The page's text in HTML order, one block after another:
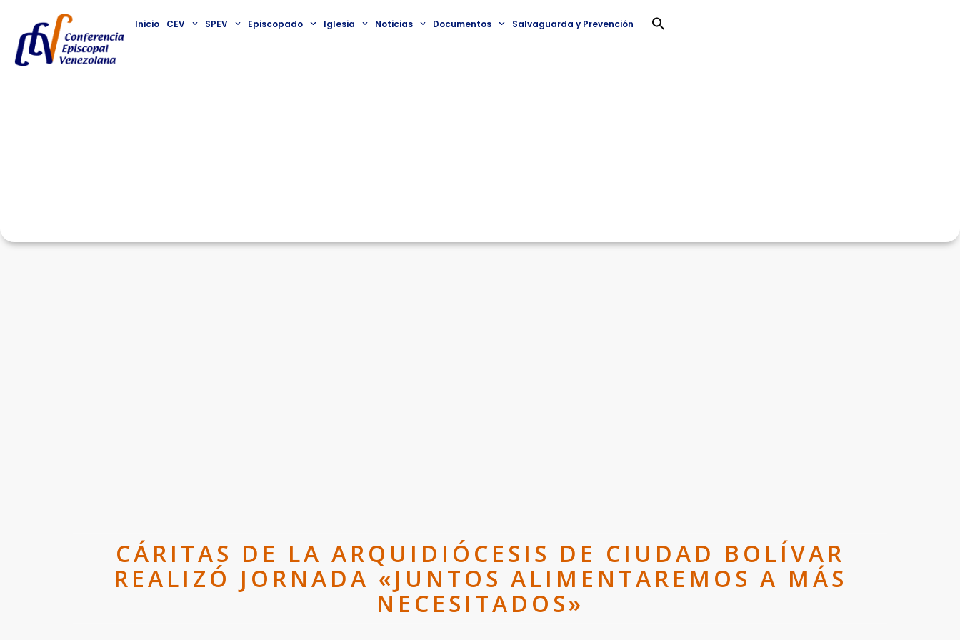
Inicio CEV SPEV Episcopado Iglesia Noticias Documentos Salvaguarda y Prevención
CÁRITAS DE LA ARQUIDIÓCESIS DE CIUDAD BOLÍVAR
REALIZÓ JORNADA «JUNTOS ALIMENTAREMOS A MÁS
NECESITADOS»